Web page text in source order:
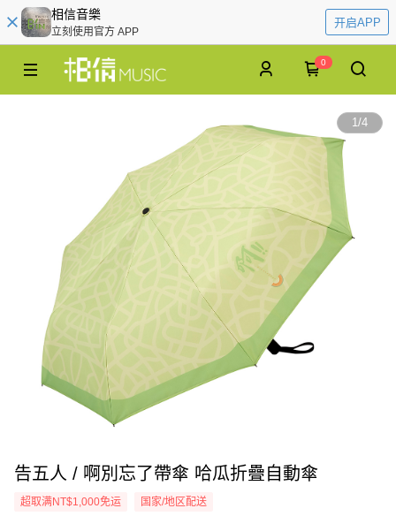
相信音樂
立刻使用官方 APP
开启APP
0
1/4
告五人 / 啊別忘了帶傘 哈瓜折疊自動傘
超取满NT$1,000免运 国家/地区配送